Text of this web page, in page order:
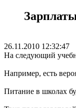
26.11.2010 12:32:47
На следующий
Например, есть
Питание в школах